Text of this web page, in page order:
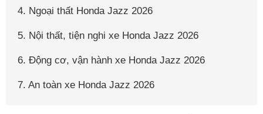
4. Ngoại thất Honda Jazz 2026
5. Nội thất, tiện nghi xe Honda Jazz 2026
6. Động cơ, vận hành xe Honda Jazz 2026
7. An toàn xe Honda Jazz 2026